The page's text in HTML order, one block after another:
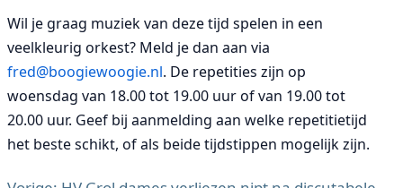
Wil je graag muziek van deze tijd spelen in een
veelkleurig orkest? Meld je dan aan via
fred@boogiewoogie.nl. De repetities zijn op
woensdag van 18.00 tot 19.00 uur of van 19.00 tot
20.00 uur. Geef bij aanmelding aan welke repetitietijd
het beste schikt, of als beide tijdstippen mogelijk zijn.